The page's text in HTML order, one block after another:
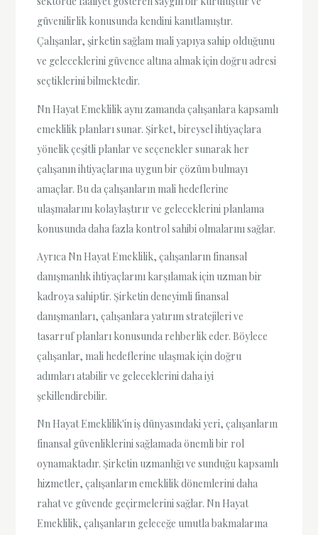
güvenilirlik konusunda kendini kanıtlamıştır.
Çalışanlar, şirketin sağlam mali yapıya sahip olduğunu
ve geleceklerini güvence altına almak için doğru adresi
seçtiklerini bilmektedir.
Nn Hayat Emeklilik aynı zamanda çalışanlara kapsamlı
emeklilik planları sunar. Şirket, bireysel ihtiyaçlara
yönelik çeşitli planlar ve seçenekler sunarak her
çalışanın ihtiyaçlarına uygun bir çözüm bulmayı
amaçlar. Bu da çalışanların mali hedeflerine
ulaşmalarını kolaylaştırır ve geleceklerini planlama
konusunda daha fazla kontrol sahibi olmalarını sağlar.
Ayrıca Nn Hayat Emeklilik, çalışanların finansal
danışmanlık ihtiyaçlarını karşılamak için uzman bir
kadroya sahiptir. Şirketin deneyimli finansal
danışmanları, çalışanlara yatırım stratejileri ve
tasarruf planları konusunda rehberlik eder. Böylece
çalışanlar, mali hedeflerine ulaşmak için doğru
adımları atabilir ve geleceklerini daha iyi
şekillendirebilir.
Nn Hayat Emeklilik'in iş dünyasındaki yeri, çalışanların
finansal güvenliklerini sağlamada önemli bir rol
oynamaktadır. Şirketin uzmanlığı ve sunduğu kapsamlı
hizmetler, çalışanların emeklilik dönemlerini daha
rahat ve güvende geçirmelerini sağlar. Nn Hayat
Emeklilik, çalışanların geleceğe umutla bakmalarına